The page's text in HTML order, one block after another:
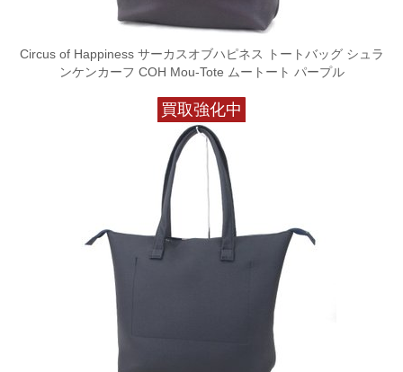
Circus of Happiness サーカスオブハピネス トートバッグ シュラ
ンケンカーフ COH Mou-Tote ムートート パープル
買取強化中